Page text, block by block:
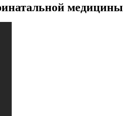
медицины